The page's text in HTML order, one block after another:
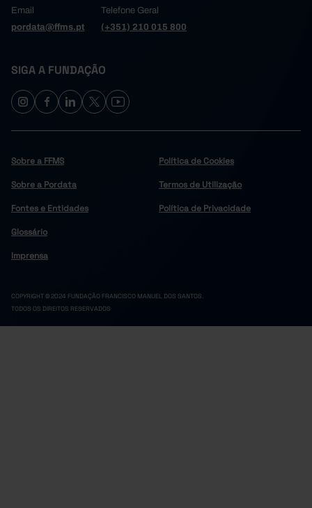
Email
pordata@ffms.pt
Telefone Geral
(+351) 210 015 800
SIGA A FUNDAÇÃO
Sobre a FFMS
Sobre a Pordata
Fontes e Entidades
Glossário
Imprensa
Política de Cookies
Termos de Utilização
Política de Privacidade
COPYRIGHT © 2024 FUNDAÇÃO FRANCISCO MANUEL DOS SANTOS.
TODOS OS DIREITOS RESERVADOS